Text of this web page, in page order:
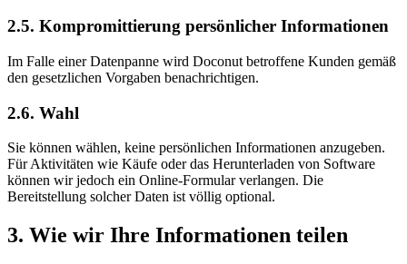
2.5. Kompromittierung persönlicher Informationen
Im Falle einer Datenpanne wird Doconut betroffene Kunden gemäß
den gesetzlichen Vorgaben benachrichtigen.
2.6. Wahl
Sie können wählen, keine persönlichen Informationen anzugeben.
Für Aktivitäten wie Käufe oder das Herunterladen von Software
können wir jedoch ein Online-Formular verlangen. Die
Bereitstellung solcher Daten ist völlig optional.
3. Wie wir Ihre Informationen teilen